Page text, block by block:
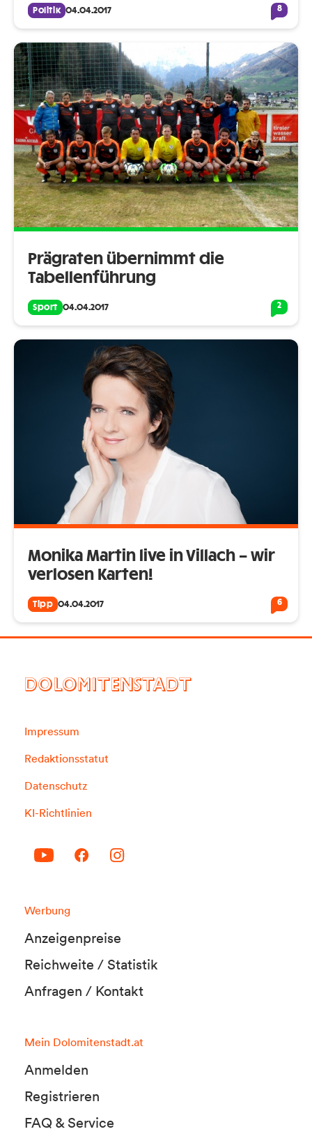
Politik 04.04.2017 8
Prägraten übernimmt die
Tabellenführung
Sport 04.04.2017 2
Monika Martin live in Villach – wir
verlosen Karten!
Tipp 04.04.2017 6
DOLOMITENSTADT
Impressum
Redaktionsstatut
Datenschutz
KI-Richtlinien
Werbung
Anzeigenpreise
Reichweite / Statistik
Anfragen / Kontakt
Mein Dolomitenstadt.at
Anmelden
Registrieren
FAQ & Service